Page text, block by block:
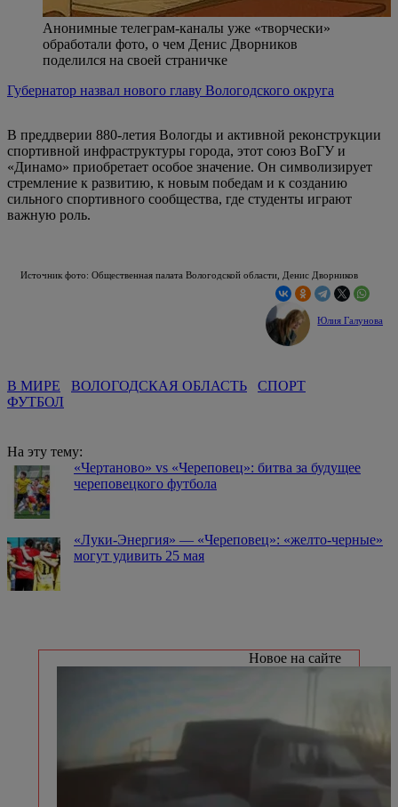
Анонимные телеграм-каналы уже «творчески»
обработали фото, о чем Денис Дворников
поделился на своей страничке
Губернатор назвал нового главу Вологодского округа
В преддверии 880-летия Вологды и активной реконструкции
спортивной инфраструктуры города, этот союз ВоГУ и
«Динамо» приобретает особое значение. Он символизирует
стремление к развитию, к новым победам и к созданию
сильного спортивного сообщества, где студенты играют
важную роль.
Источник фото: Общественная палата Вологодской области, Денис Дворников
Юлия Галунова
В МИРЕ ВОЛОГОДСКАЯ ОБЛАСТЬ
СПОРТ
ФУТБОЛ
На эту тему:
«Чертаново» vs «Череповец»: битва за будущее
череповецкого футбола
«Луки-Энергия» — «Череповец»: «желто-черные»
могут удивить 25 мая
Новое на сайте